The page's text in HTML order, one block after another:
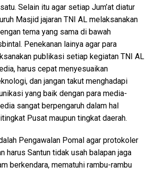
Selain itu agar setiap Jum’at diatur
Masjid jajaran TNI AL melaksanakan
tema yang sama di bawah
Penekanan lainya agar para
publikasi setiap kegiatan TNI AL
harus cepat menyesuaikan
dan jangan takut menghadapi
yang baik dengan para media-
sangat berpengaruh dalam hal
Pusat maupun tingkat daerah.
Pengawalan Pomal agar protokoler
harus Santun tidak usah balapan jaga
berkendara, mematuhi rambu-rambu